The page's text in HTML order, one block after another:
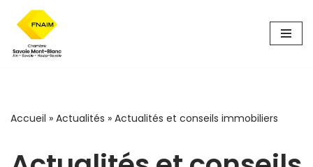
Aller
au
Accueil » Actualités » Actualités et conseils immobiliers